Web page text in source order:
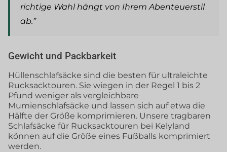
richtige Wahl hängt von Ihrem Abenteuerstil
ab.”
Gewicht und Packbarkeit
Hüllenschlafsäcke sind die besten für ultraleichte
Rucksacktouren. Sie wiegen in der Regel 1 bis 2
Pfund weniger als vergleichbare
Mumienschlafsäcke und lassen sich auf etwa die
Hälfte der Größe komprimieren. Unsere tragbaren
Schlafsäcke für Rucksacktouren bei Kelyland
können auf die Größe eines Fußballs komprimiert
werden.